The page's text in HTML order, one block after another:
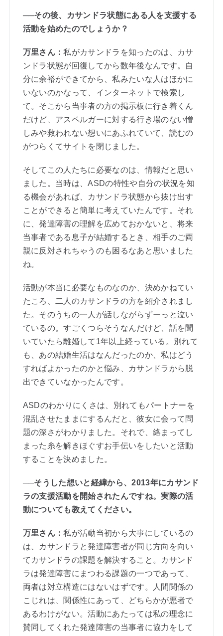
──その後、カサンドラ状態にある人を支援する
活動を始めたのでしょうか？
万里さん：私がカサンドラを知ったのは、カサ
ンドラ状態が回復してから数年後なんです。自
分に余裕ができてから、私みたいな人はほかに
いないのかなって、インターネットで検索し
て。そこから当事者の方の掲示板に行き着くん
だけど、アスペルガーに対する行き場のない憎
しみや救われない想いにあふれていて、読むの
がつらくてサイトを閉じました。
そしてこの人たちに必要なのは、情報だと思い
ました。当時は、ASDの特性や自分の状況を知
る機会があれば、カサンドラ状態から抜け出す
ことができると簡単に考えていたんです。それ
に、発達障害の理解を広めておかないと、将来
当事者である息子が結婚するとき、相手のご両
親に反対されちゃうのも困るなあと思いました
ね。
活動が本当に必要なものなのか、決めかねてい
たころ、二人のカサンドラの方を紹介されまし
た。そのうちの一人が話しながらずーっと泣い
ているの。すごくつらそうなんだけど、話を聞
いていたら離婚して1年以上経っている。別れて
も、あの結婚生活はなんだったのか、私はどう
すればよかったのかと悩み、カサンドラから脱
出できていなかったんです。
ASDのわかりにくさは、別れてもパートナーを
混乱させたままにするんだと、彼女に会って問
題の深さがわかりました。それで、絡まってし
まった糸を解きほぐすお手伝いをしたいと活動
することを決めました。
──そうした想いと経緯から、2013年にカサンド
ラの支援活動を開始されたんですね。実際の活
動についても教えてください。
万里さん：私が活動当初から大事にしているの
は、カサンドラと発達障害者が同じ方向を向い
てカサンドラの課題を解決すること。カサンド
ラは発達障害にまつわる課題の一つであって、
両者は対立構造にはないはずです。人間関係の
こじれは、関係性にあって、どちらかが悪者で
あるわけがない。活動にあたっては私の理念に
賛同してくれた発達障害の当事者に協力をして